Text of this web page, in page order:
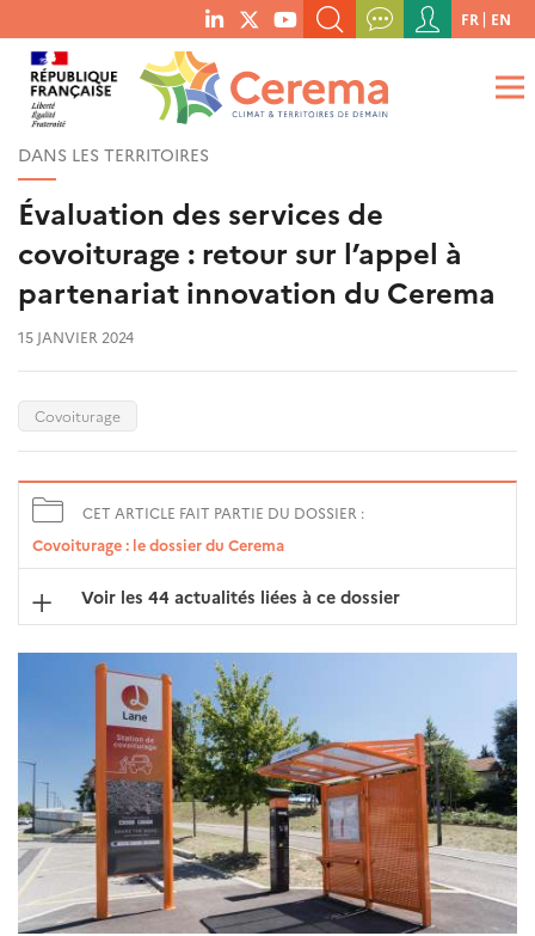
menu
social
links
RECHERCHER UN MOT-CLÉ, UNE PUBLICATION, ETC.
QUE RECHERCHEZ-VOUS ?
Menu
du
compte
de
FR EN
DANS LES TERRITOIRES
Évaluation des services de
covoiturage : retour sur l’appel à
partenariat innovation du Cerema
15 JANVIER 2024
Covoiturage
CET ARTICLE FAIT PARTIE DU DOSSIER :
Covoiturage : le dossier du Cerema
Voir les 44 actualités liées à ce dossier